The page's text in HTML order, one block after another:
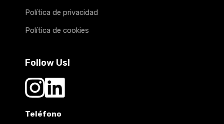
Política de privacidad
Política de cookies
Follow Us!
Teléfono